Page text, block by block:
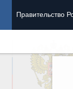
Правительство